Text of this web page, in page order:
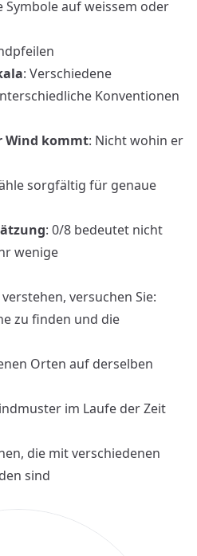
auf weissem oder
: Verschiedene
Konventionen
Wind kommt: Nicht wohin er
sorgfältig für genaue
: 0/8 bedeutet nicht
wenige
versuchen Sie:
zu finden und die
Orten auf derselben
im Laufe der Zeit
die mit verschiedenen
sind